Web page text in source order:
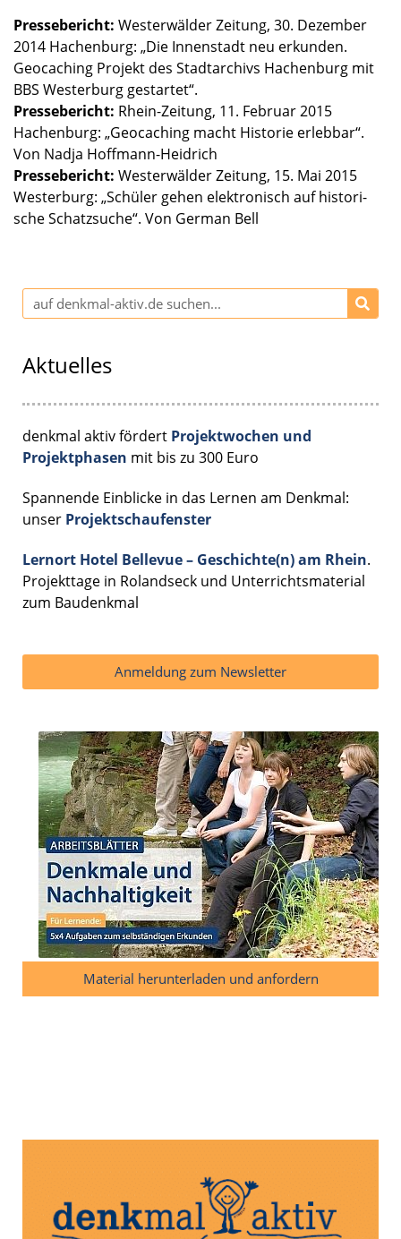
Presse­be­richt: Wester­wäl­der Zeitung, 30. Dezem­ber
2014 Hachen­burg: „Die Innen­stadt neu erkun­den.
Geocaching Projekt des Stadt­ar­chivs Hachen­burg mit
BBS Wester­burg gestar­tet“.
Presse­be­richt: Rhein-Zeitung, 11. Februar 2015
Hachen­burg: „Geocaching macht Histo­rie erleb­bar“.
Von Nadja Hoffmann-Heidrich
Presse­be­richt: Wester­wäl­der Zeitung, 15. Mai 2015
Wester­burg: „Schüler gehen elektro­nisch auf histo­ri­
sche Schatz­su­che“. Von German Bell
Aktuelles
denkmal aktiv fördert Projektwochen und
Projektphasen mit bis zu 300 Euro
Spannende Einblicke in das Lernen am Denkmal:
unser Projektschaufenster
Lernort Hotel Bellevue – Geschichte(n) am Rhein.
Projekttage in Rolandseck und Unterrichtsmaterial
zum Baudenkmal
Anmeldung zum Newsletter
Material herunterladen und anfordern